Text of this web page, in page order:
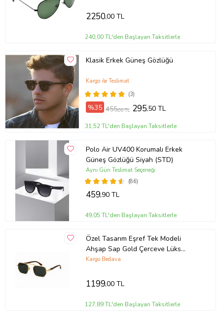
2250,00 TL
240,00 TL'den Başlayan Taksitlerle
Klasik Erkek Güneş Gözlüğü
(3)
Kargo ile Teslimat
%35 455,00 TL 295,50 TL
31,52 TL'den Başlayan Taksitlerle
Polo Air UV400 Korumalı Erkek
Güneş Gözlüğü Siyah (STD)
(86)
Aynı Gün Teslimat Seçeneği
459,90 TL
49,05 TL'den Başlayan Taksitlerle
Özel Tasarım Eşref Tek Modeli
Ahşap Sap Gold Çerceve Lüks
Güneş Gözlüğü
Kargo Bedava
1199,00 TL
127,89 TL'den Başlayan Taksitlerle